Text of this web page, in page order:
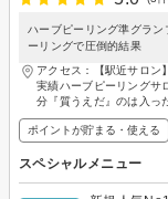
ハーブピーリング準グラ
ーリングで圧倒的結果
アクセス：【駅近サロ
実績ハーブピーリング
分『質うえだ』のは入
ポイントが貯まる・使える
スペシャルメニュー